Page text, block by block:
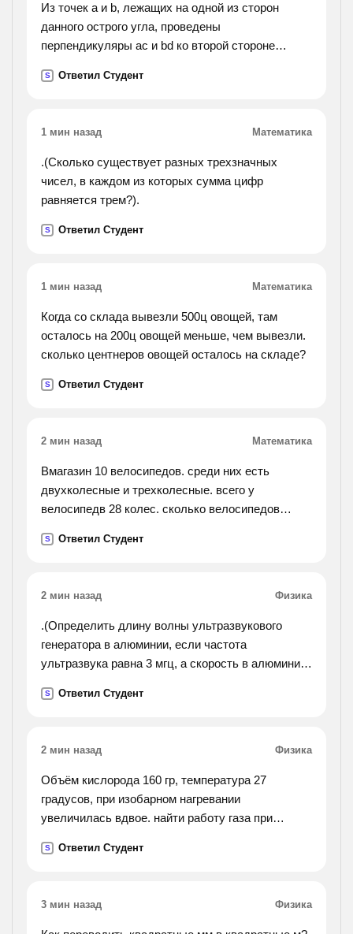
Из точек a и b, лежащих на одной из сторон
данного острого угла, проведены
перпендикуляры ac и bd ко второй стороне
abd, если угол cab=125
S Ответил Студент
1 мин назад Математика
.(Сколько существует разных трехзначных
чисел, в каждом из которых сумма цифр
равняется трем?).
S Ответил Студент
1 мин назад Математика
Когда со склада вывезли 500ц овощей, там
осталось на 200ц овощей меньше, чем вывезли.
сколько центнеров овощей осталось на складе?
S Ответил Студент
2 мин назад Математика
Вмагазин 10 велосипедов. среди них есть
двухколесные и трехколесные. всего у
велосипедв 28 колес. сколько велосипедов
S Ответил Студент
2 мин назад Физика
.(Определить длину волны ультразвукового
генератора в алюминии, если частота
ультразвука равна 3 мгц, а скорость в алюминии
S Ответил Студент
2 мин назад Физика
Объём кислорода 160 гр, температура 27
градусов, при изобарном нагревании
увеличилась вдвое. найти работу газа при
на нагревание кислорода, изменение внутренней
S Ответил Студент
3 мин назад Физика